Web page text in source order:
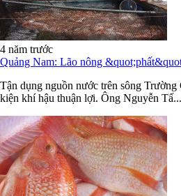
4 năm trước
Quảng Nam: Lão nông
Tận dụng nguồn nước trên sông
kiện khí hậu thuận lợi. Ông Nguyễn Tấ...